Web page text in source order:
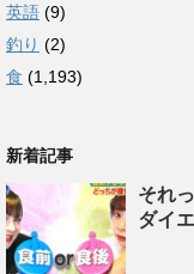
英語 (9)
釣り (2)
食 (1,193)
新着記事
それ
ダイ